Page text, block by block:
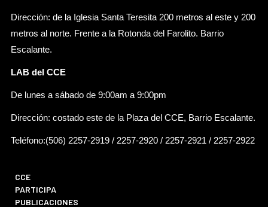
Dirección: de la Iglesia Santa Teresita 200 metros al este y 200
metros al norte. Frente a la Rotonda del Farolito. Barrio
Escalante.
LAB del CCE
De lunes a sábado de 9:00am a 9:00pm
Dirección: costado este de la Plaza del CCE, Barrio Escalante.
Teléfono:(506) 2257-2919 / 2257-2920 / 2257-2921 / 2257-2922
CCE
PARTICIPA
PUBLICACIONES